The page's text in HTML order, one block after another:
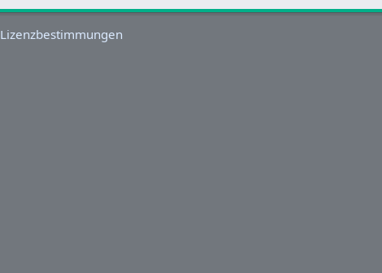
Lizenzbestimmungen